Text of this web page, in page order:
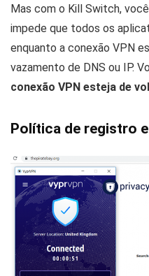
Mas com o Kill Switch,
impede que todos os
enquanto a conexão VPN
vazamento de DNS ou IP.
conexão VPN esteja de
Política de registro